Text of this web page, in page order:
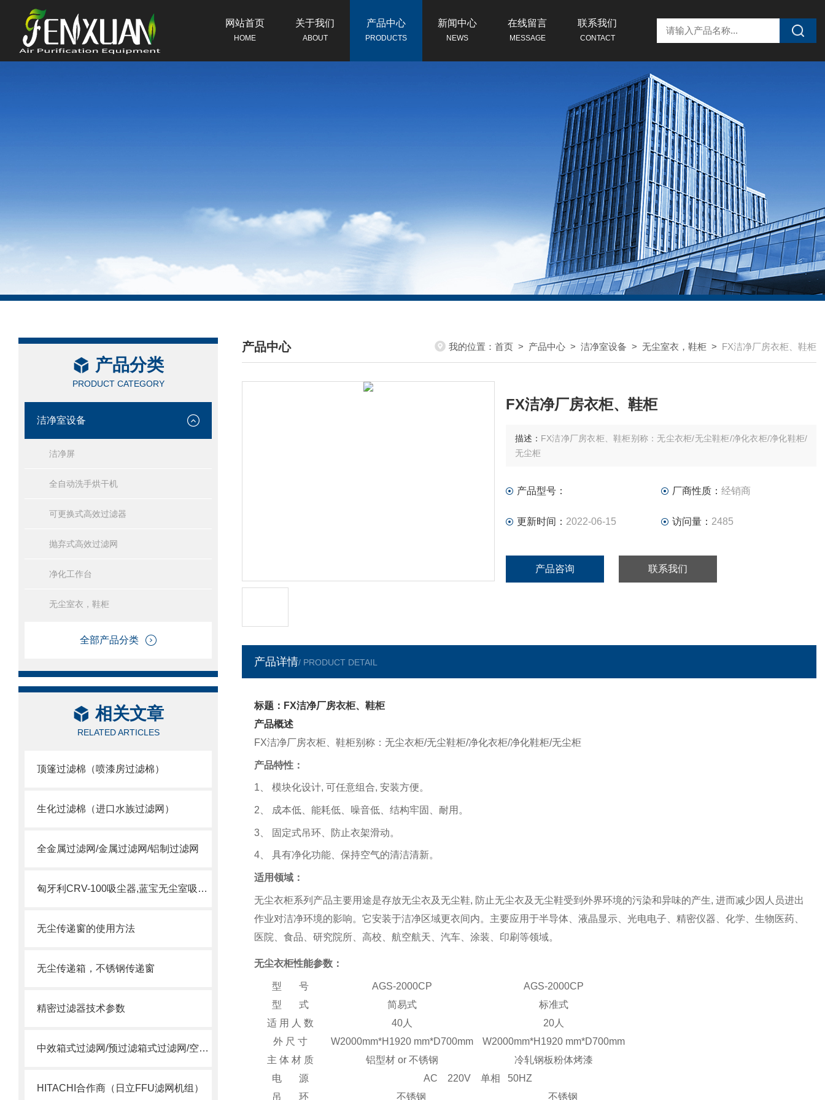
网站首页
HOME
关于我们
ABOUT
产品中心
PRODUCTS
新闻中心
NEWS
在线留言
MESSAGE
联系我们
CONTACT
产品分类
PRODUCT CATEGORY
洁净室设备
洁净屏
全自动洗手烘干机
可更换式高效过滤器
抛弃式高效过滤网
净化工作台
无尘室衣，鞋柜
全部产品分类
相关文章
RELATED ARTICLES
顶篷过滤棉（喷漆房过滤棉）
生化过滤棉（进口水族过滤网）
全金属过滤网/金属过滤网/铝制过滤网
匈牙利CRV-100吸尘器,蓝宝无尘室吸尘器
无尘传递窗的使用方法
无尘传递箱，不锈钢传递窗
精密过滤器技术参数
中效箱式过滤网/预过滤箱式过滤网/空调箱中效过滤网
HITACHI合作商（日立FFU滤网机组）
产品中心
/ PRODUCTS CENTER
我的位置： 首页 > 产品中心 > 洁净室设备 > 无尘室衣，鞋柜 > FX洁净厂房衣柜、鞋柜
FX洁净厂房衣柜、鞋柜
描述： FX洁净厂房衣柜、鞋柜别称：无尘衣柜/无尘鞋柜/净化衣柜/净化鞋柜/
无尘柜
产品型号： 厂商性质： 经销商
更新时间： 2022-06-15 访问量： 2485
产品咨询 联系我们
产品详情/ PRODUCT DETAIL
标题：FX洁净厂房衣柜、鞋柜
产品概述
FX洁净厂房衣柜、鞋柜别称：无尘衣柜/无尘鞋柜/净化衣柜/净化鞋柜/无尘柜
产品特性：
1 、 模块化设计, 可任意组合, 安装方便。
2 、 成本低、能耗低、噪音低、结构牢固、耐用。
3 、 固定式吊环、防止衣架滑动。
4 、 具有净化功能、保持空气的清洁清新。
适用领域：
无尘衣柜系列产品主要用途是存放无尘衣及无尘鞋, 防止无尘衣及无尘鞋受到外界环境的污染和异味的产生, 进而减少因人员进出
作业对洁净环境的影响。它安装于洁净区域更衣间内。主要应用于半导体、液晶显示、光电电子、精密仪器、化学、生物医药、
医院、食品、研究院所、高校、航空航天、汽车、涂装、印刷等领域。
无尘衣柜性能参数：
型 号 AGS-2000CP
AGS-2000CP
型
式 简易式
标准式
适 用 人 数
40人 20 人
外 尺 寸 W2000mm*H1920 mm*D700mm
W2000mm*H1920 mm*D700mm
主 体 材 质
铝型材 or 不锈钢
冷轧钢板粉体烤漆
电
源 AC 220V 单相
50HZ
吊
环 不锈钢 不锈钢